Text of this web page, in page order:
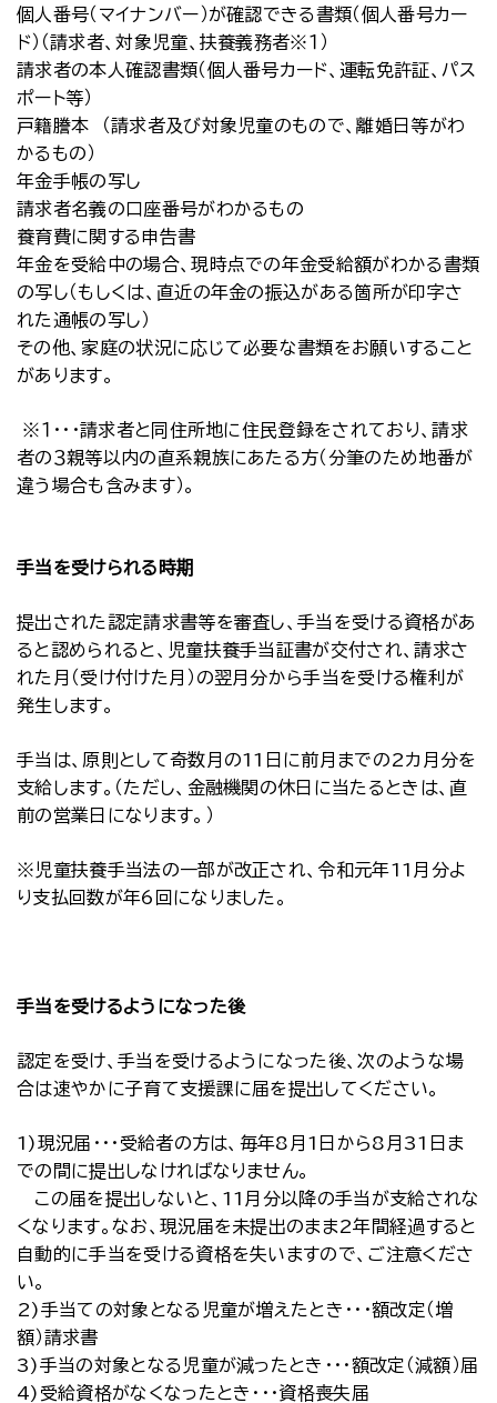
個人番号（マイナンバー）が確認できる書類（個人番号カー
ド）（請求者、対象児童、扶養義務者※１）
請求者の本人確認書類（個人番号カード、運転免許証、パス
ポート等）
戸籍謄本 （請求者及び対象児童のもので、離婚日等がわ
かるもの）
年金手帳の写し
請求者名義の口座番号がわかるもの
養育費に関する申告書
年金を受給中の場合、現時点での年金受給額がわかる書類
の写し（もしくは、直近の年金の振込がある箇所が印字さ
れた通帳の写し）
その他、家庭の状況に応じて必要な書類をお願いすること
があります。
※１・・・請求者と同住所地に住民登録をされており、請求
者の３親等以内の直系親族にあたる方（分筆のため地番が
違う場合も含みます）。
手当を受けられる時期
提出された認定請求書等を審査し、手当を受ける資格があ
ると認められると、児童扶養手当証書が交付され、請求さ
れた月（受け付けた月）の翌月分から手当を受ける権利が
発生します。
手当は、原則として奇数月の11日に前月までの2カ月分を
支給します。（ただし、金融機関の休日に当たるときは、直
前の営業日になります。）
※児童扶養手当法の一部が改正され、令和元年11月分よ
り支払回数が年6回になりました。
手当を受けるようになった後
認定を受け、手当を受けるようになった後、次のような場
合は速やかに子育て支援課に届を提出してください。
1)現況届・・・受給者の方は、毎年8月1日から8月31日ま
での間に提出しなければなりません。
この届を提出しないと、11月分以降の手当が支給されな
くなります。なお、現況届を未提出のまま2年間経過すると
自動的に手当を受ける資格を失いますので、ご注意くださ
い。
2)手当ての対象となる児童が増えたとき・・・額改定（増
額）請求書
3)手当の対象となる児童が減ったとき・・・額改定（減額）届
4)受給資格がなくなったとき・・・資格喪失届